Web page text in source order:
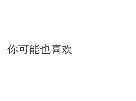
你可能也喜欢